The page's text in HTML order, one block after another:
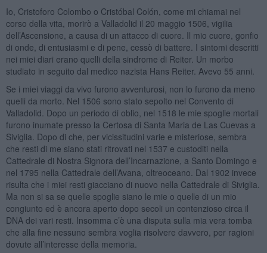
Io, Cristoforo Colombo o Cristóbal Colón, come mi chiamai nel
corso della vita, morirò a Valladolid il 20 maggio 1506, vigilia
dell’Ascensione, a causa di un attacco di cuore. Il mio cuore, gonfio
di onde, di entusiasmi e di pene, cessò di battere. I sintomi descritti
nei miei diari erano quelli della sindrome di Reiter. Un morbo
studiato in seguito dal medico nazista Hans Reiter. Avevo 55 anni.
Se i miei viaggi da vivo furono avventurosi, non lo furono da meno
quelli da morto. Nel 1506 sono stato sepolto nel Convento di
Valladolid. Dopo un periodo di oblio, nel 1518 le mie spoglie mortali
furono inumate presso la Certosa di Santa Maria de Las Cuevas a
Siviglia. Dopo di che, per vicissitudini varie e misteriose, sembra
che resti di me siano stati ritrovati nel 1537 e custoditi nella
Cattedrale di Nostra Signora dell’Incarnazione, a Santo Domingo e
nel 1795 nella Cattedrale dell’Avana, oltreoceano. Dal 1902 invece
risulta che i miei resti giacciano di nuovo nella Cattedrale di Siviglia.
Ma non si sa se quelle spoglie siano le mie o quelle di un mio
congiunto ed è ancora aperto dopo secoli un contenzioso circa il
DNA dei vari resti. Insomma c’è una disputa sulla mia vera tomba
che alla fine nessuno sembra voglia risolvere davvero, per ragioni
dovute all’interesse della memoria.